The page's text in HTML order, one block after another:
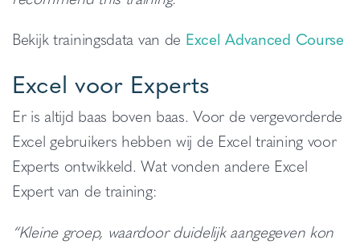
Bekijk trainingsdata van de Excel Advanced Course
Excel voor Experts
Er is altijd baas boven baas. Voor de vergevorderde
Excel gebruikers hebben wij de Excel training voor
Experts ontwikkeld. Wat vonden andere Excel
Expert van de training:
“Kleine groep, waardoor duidelijk aangegeven kon